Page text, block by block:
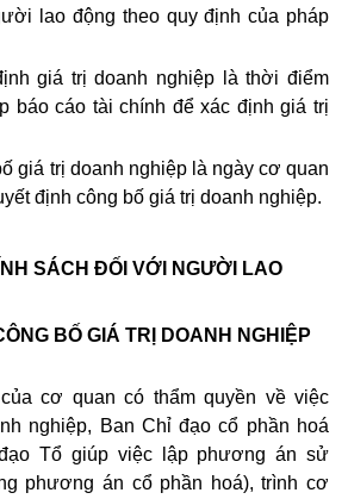
lao động theo quy định của pháp
giá trị doanh nghiệp là thời điểm
báo cáo tài chính để xác định giá trị
giá trị doanh nghiệp là ngày cơ quan
ết định công bố giá trị doanh nghiệp.
SÁCH ĐỐI VỚI NGƯỜI LAO
BỐ GIÁ TRỊ DOANH NGHIỆP
cơ quan có thẩm quyền về việc
nghiệp, Ban Chỉ đạo cổ phần hoá
Tổ giúp việc lập phương án sử
phương án cổ phần hoá), trình cơ